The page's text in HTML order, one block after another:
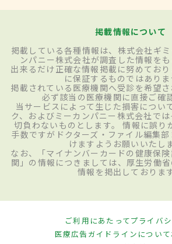
掲載情報について
掲載している各種情報は、株式会社ギ
ンパニー株式会社が調査した情報をも
出来るだけ正確な情報掲載に努めてお
に保証するものではありま
掲載されている医療機関へ受診を希望
必ず該当の医療機関に直接ご確
当サービスによって生じた損害につい
ク、およびミーカンパニー株式会社で
切負わないものとします。 情報に誤り
手数ですがドクターズ・ファイル編集
けますようお願いいたし
なお、「マイナンバーカードの健康保
関」の情報につきましては、厚生労働省
情報を掲出しております
ご利用にあたってプライバ
医療広告ガイドラインについて